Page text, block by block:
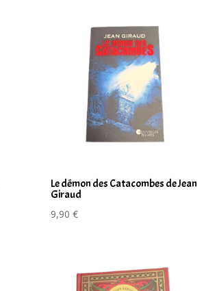
Le démon des Catacombes de Jean
Giraud
9,90 €